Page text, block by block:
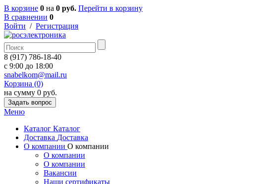
В корзине 0 на 0 руб. Перейти в корзину
В сравнении 0
Войти / Регистрация
8 (917) 786-18-40
c 9:00 до 18:00
snabelkom@mail.ru
Корзина (0)
на сумму 0 руб.
Задать вопрос
Меню
Каталог Каталог
Доставка Доставка
О компании О компании
О компании
О компании
Вакансии
Наши сертификаты